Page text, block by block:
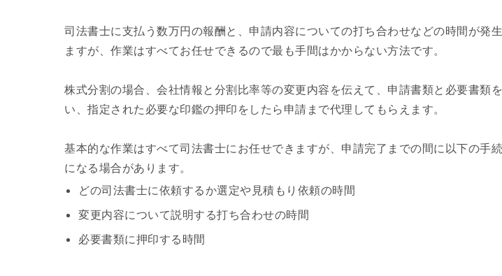
司法書士に支払う数万円の報酬と、申請内容についての打ち合わせなどの時間が発
ますが、作業はすべてお任せできるので最も手間はかからない方法です。
株式分割の場合、会社情報と分割比率等の変更内容を伝えて、申請書類と必要書類
い、指定された必要な印鑑の押印をしたら申請まで代理してもらえます。
基本的な作業はすべて司法書士にお任せできますが、申請完了までの間に以下の手
になる場合があります。
どの司法書士に依頼するか選定や見積もり依頼の時間
変更内容について説明する打ち合わせの時間
必要書類に押印する時間